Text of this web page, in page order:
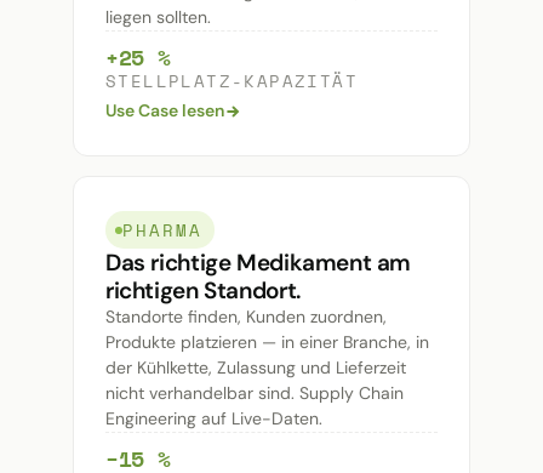
liegen sollten.
+25 %
STELLPLATZ-KAPAZITÄT
Use Case lesen
PHARMA
Das richtige Medikament am
richtigen Standort.
Standorte finden, Kunden zuordnen,
Produkte platzieren — in einer Branche, in
der Kühlkette, Zulassung und Lieferzeit
nicht verhandelbar sind. Supply Chain
Engineering auf Live-Daten.
−15 %